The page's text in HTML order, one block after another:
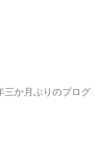
三か月ぶりのブログ